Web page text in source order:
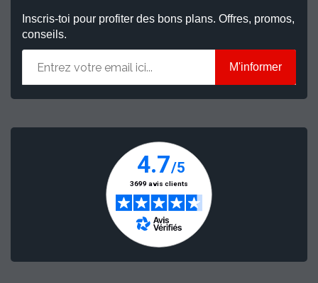
Inscris-toi pour profiter des bons plans. Offres, promos,
conseils.
M'informer